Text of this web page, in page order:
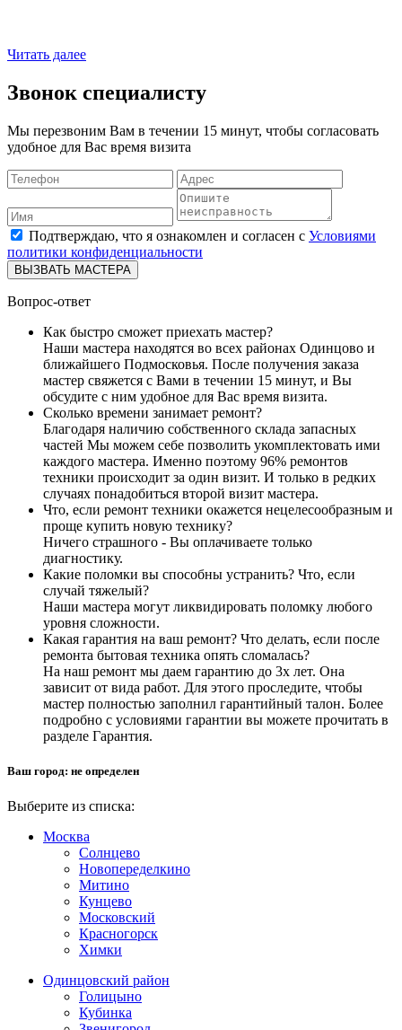
Читать далее
Звонок специалисту
Мы перезвоним Вам в течении 15 минут, чтобы согласовать
удобное для Вас время визита
Подтверждаю, что я ознакомлен и согласен с Условиями
политики конфиденциальности
ВЫЗВАТЬ МАСТЕРА
Вопрос-ответ
Как быстро сможет приехать мастер?
Наши мастера находятся во всех районах Одинцово и
ближайшего Подмосковья. После получения заказа
мастер свяжется с Вами в течении 15 минут, и Вы
обсудите с ним удобное для Вас время визита.
Сколько времени занимает ремонт?
Благодаря наличию собственного склада запасных
частей Мы можем себе позволить укомплектовать ими
каждого мастера. Именно поэтому 96% ремонтов
техники происходит за один визит. И только в редких
случаях понадобиться второй визит мастера.
Что, если ремонт техники окажется нецелесообразным и
проще купить новую технику?
Ничего страшного - Вы оплачиваете только
диагностику.
Какие поломки вы способны устранить? Что, если
случай тяжелый?
Наши мастера могут ликвидировать поломку любого
уровня сложности.
Какая гарантия на ваш ремонт? Что делать, если после
ремонта бытовая техника опять сломалась?
На наш ремонт мы даем гарантию до 3х лет. Она
зависит от вида работ. Для этого проследите, чтобы
мастер полностью заполнил гарантийный талон. Более
подробно с условиями гарантии вы можете прочитать в
разделе Гарантия.
Ваш город: не определен
Выберите из списка:
Москва
Солнцево
Новопеределкино
Митино
Кунцево
Московский
Красногорск
Химки
Одинцовский район
Голицыно
Кубинка